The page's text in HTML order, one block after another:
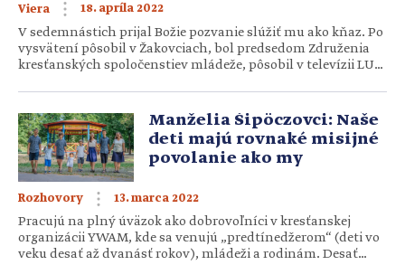
Viera 18. apríla 2022
V sedemnástich prijal Božie pozvanie slúžiť mu ako kňaz. Po
vysvätení pôsobil v Žakovciach, bol predsedom Združenia
kresťanských spoločenstiev mládeže, pôsobil v televízii LUX
Mnohí ho poznajú ako spíkra na kresťanských
konferenciách, festivaloch, či Godzone tour. Kňaz Ján Buc
hovorí o tom, čo znamená byť zameraný na nebo, čo nám
[…]
Manželia Šipöczovci: Naše
deti majú rovnaké misijné
povolanie ako my
Rozhovory 13. marca 2022
Pracujú na plný úväzok ako dobrovoľníci v kresťanskej
organizácii YWAM, kde sa venujú „predtínedžerom“ (deti vo
veku desať až dvanásť rokov), mládeži a rodinám. Desať